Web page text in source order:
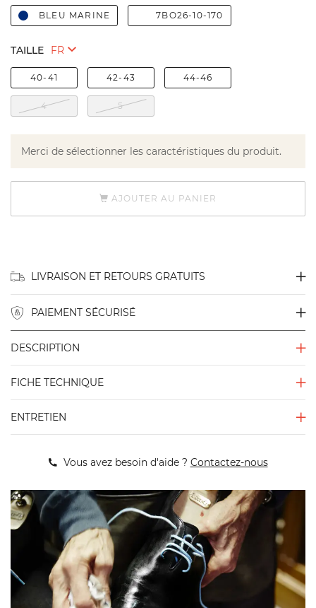
BLEU MARINE 7BO26-10-170
TAILLE
40-41 42-43 44-46
4 5
Merci de sélectionner les caractéristiques du produit.
AJOUTER AU PANIER
LIVRAISON ET RETOURS GRATUITS
PAIEMENT SÉCURISÉ
DESCRIPTION
FICHE TECHNIQUE
ENTRETIEN
Vous avez besoin d'aide ? Contactez-nous